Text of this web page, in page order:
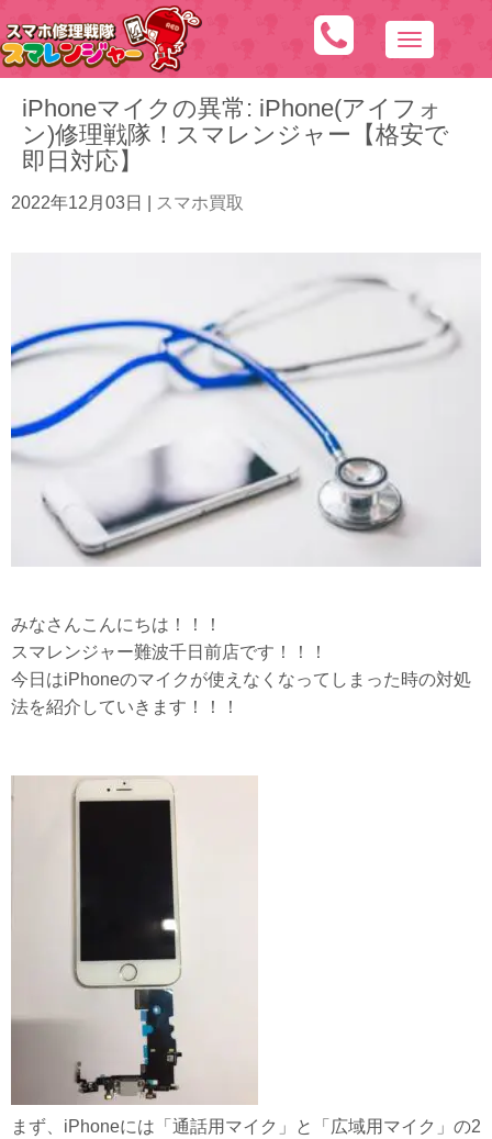
N
a
v
i
iPhoneマイクの異常: iPhone(アイフォ
ン)修理戦隊！スマレンジャー【格安で
即日対応】
2022年12月03日 スマホ買取
みなさんこんにちは！！！
スマレンジャー難波千日前店です！！！
今日はiPhoneのマイクが使えなくなってしまった時の対処
法を紹介していきます！！！
まず、iPhoneには「通話用マイク」と「広域用マイク」の2